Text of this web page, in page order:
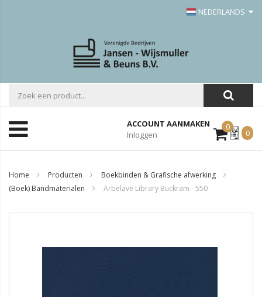
NEDERLANDS
ACCOUNT AANMAKEN
Inloggen
0Mijn
Offerte
0
Home Producten
Boekbinden & Grafische afwerking
(Boek) Bandmaterialen
Arbelave Library Buckram - 550